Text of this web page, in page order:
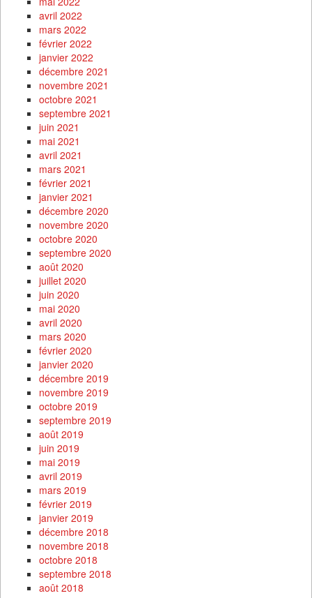
avril 2022
mars 2022
février 2022
janvier 2022
décembre 2021
novembre 2021
octobre 2021
septembre 2021
juin 2021
mai 2021
avril 2021
mars 2021
février 2021
janvier 2021
décembre 2020
novembre 2020
octobre 2020
septembre 2020
août 2020
juillet 2020
juin 2020
mai 2020
avril 2020
mars 2020
février 2020
janvier 2020
décembre 2019
novembre 2019
octobre 2019
septembre 2019
août 2019
juin 2019
mai 2019
avril 2019
mars 2019
février 2019
janvier 2019
décembre 2018
novembre 2018
octobre 2018
septembre 2018
août 2018